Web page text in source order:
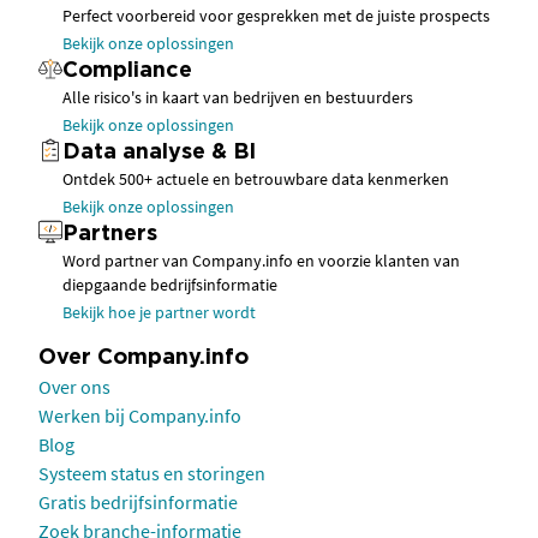
Perfect voorbereid voor gesprekken met de juiste prospects
Bekijk onze oplossingen
Compliance
Alle risico's in kaart van bedrijven en bestuurders
Bekijk onze oplossingen
Data analyse & BI
Ontdek 500+ actuele en betrouwbare data kenmerken
Bekijk onze oplossingen
Partners
Word partner van Company.info en voorzie klanten van
diepgaande bedrijfsinformatie
Bekijk hoe je partner wordt
Over Company.info
Over ons
Werken bij Company.info
Blog
Systeem status en storingen
Gratis bedrijfsinformatie
Zoek branche-informatie